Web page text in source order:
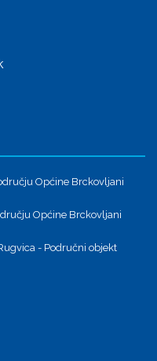
Općine Brckovljani
Općine Brckovljani
- Područni objekt